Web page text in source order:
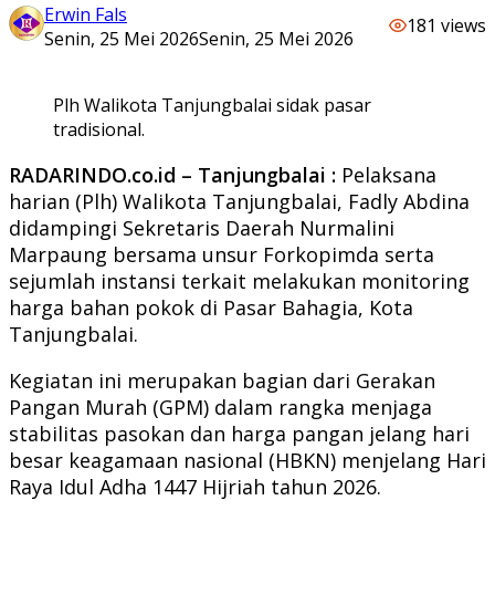
Erwin Fals
Senin, 25 Mei 2026Senin, 25 Mei 2026
181 views
Plh Walikota Tanjungbalai sidak pasar
tradisional.
RADARINDO.co.id – Tanjungbalai : Pelaksana
harian (Plh) Walikota Tanjungbalai, Fadly Abdina
didampingi Sekretaris Daerah Nurmalini
Marpaung bersama unsur Forkopimda serta
sejumlah instansi terkait melakukan monitoring
harga bahan pokok di Pasar Bahagia, Kota
Tanjungbalai.
Kegiatan ini merupakan bagian dari Gerakan
Pangan Murah (GPM) dalam rangka menjaga
stabilitas pasokan dan harga pangan jelang hari
besar keagamaan nasional (HBKN) menjelang Hari
Raya Idul Adha 1447 Hijriah tahun 2026.